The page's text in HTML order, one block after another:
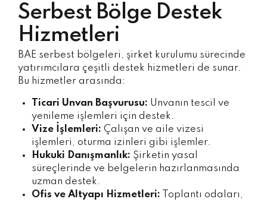
Serbest Bölge Destek
Hizmetleri
BAE serbest bölgeleri, şirket kurulumu sürecinde
yatırımcılara çeşitli destek hizmetleri de sunar.
Bu hizmetler arasında:
Ticari Unvan Başvurusu: Unvanın tescil ve
yenileme işlemleri için destek.
Vize İşlemleri: Çalışan ve aile vizesi
işlemleri, oturma izinleri gibi işlemler.
Hukuki Danışmanlık: Şirketin yasal
süreçlerinde ve belgelerin hazırlanmasında
uzman destek.
Ofis ve Altyapı Hizmetleri: Toplantı odaları,